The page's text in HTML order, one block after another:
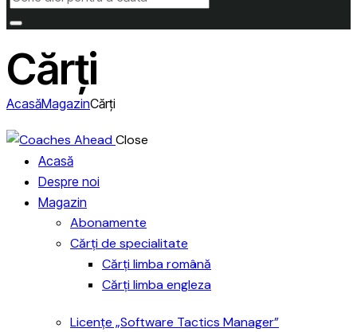
Cărți
AcasăMagazinCărți
Close
Acasă
Despre noi
Magazin
Abonamente
Cărți de specialitate
Cărți limba română
Cărți limba engleza
Licențe „Software Tactics Manager”